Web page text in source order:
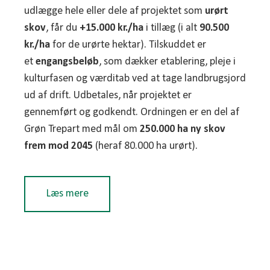
indsatsen matcher tid, maskiner og ambitionsniveau.
udlægge hele eller dele af projektet som urørt
skov, får du +15.000 kr./ha i tillæg (i alt 90.500
kr./ha for de urørte hektar). Tilskuddet er
et engangsbeløb, som dækker etablering, pleje i
kulturfasen og værditab ved at tage landbrugsjord
ud af drift. Udbetales, når projektet er
gennemført og godkendt. Ordningen er en del af
Grøn Trepart med mål om 250.000 ha ny skov
frem mod 2045 (heraf 80.000 ha urørt).
Læs mere